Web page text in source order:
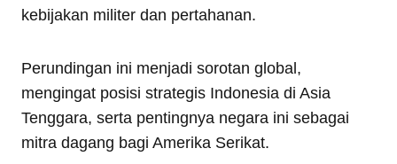
kebijakan militer dan pertahanan.
Perundingan ini menjadi sorotan global,
mengingat posisi strategis Indonesia di Asia
Tenggara, serta pentingnya negara ini sebagai
mitra dagang bagi Amerika Serikat.